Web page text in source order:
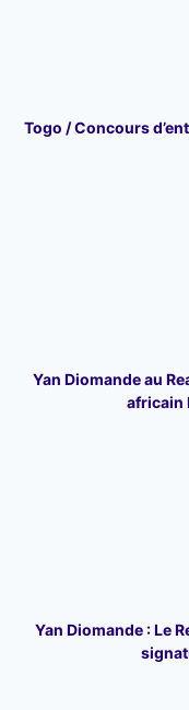
Togo / Concours
Yan Diomande au
africain
Yan Diomande : Le